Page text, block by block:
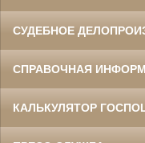
СУДЕБНОЕ
СПРАВОЧНАЯ
КАЛЬКУЛЯТОР